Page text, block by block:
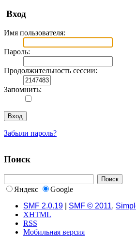
Вход
Имя пользователя:
Пароль:
Продолжительность сессии:
Запомнить:
Забыли пароль?
Поиск
Яндекс
Google
SMF 2.0.19
SMF © 2011,
XHTML
RSS
Мобильная версия